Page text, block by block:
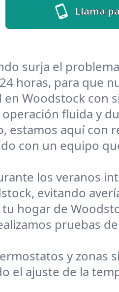
Llama
surja el
horas, para que
Woodstock con
fluida y
estamos aquí con
con un equipo
los veranos
evitando
hogar de
pruebas
y zonas
el ajuste de la